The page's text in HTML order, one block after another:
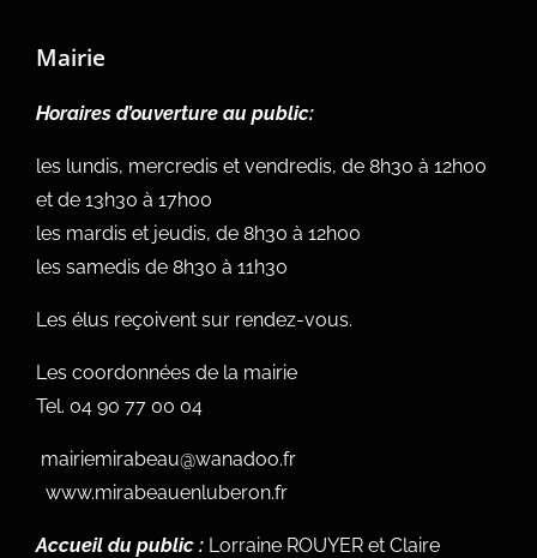
Mairie
Horaires d’ouverture au public:
les lundis, mercredis et vendredis, de 8h30 à 12h00
et de 13h30 à 17h00
les mardis et jeudis, de 8h30 à 12h00
les samedis de 8h30 à 11h30
Les élus reçoivent sur rendez-vous.
Les coordonnées de la mairie
Tel. 04 90 77 00 04
mairiemirabeau@wanadoo.fr
www.mirabeauenluberon.fr
Accueil du public : Lorraine ROUYER et Claire